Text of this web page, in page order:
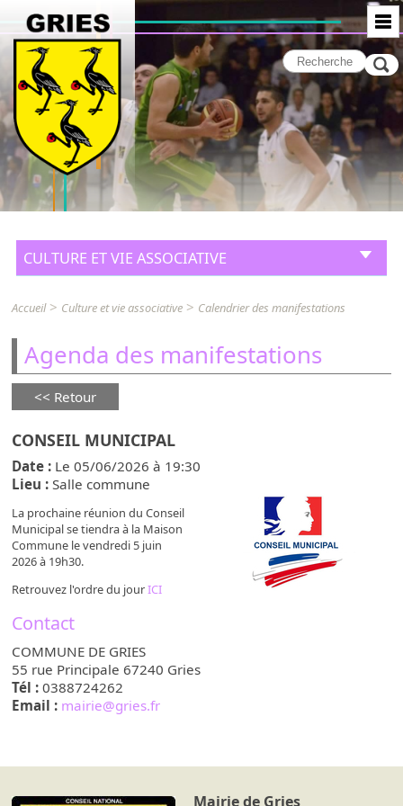
CULTURE ET VIE ASSOCIATIVE
Accueil> Culture et vie associative > Calendrier des manifestations
Agenda des manifestations
Retour
CONSEIL MUNICIPAL
Date : Le 05/06/2026 à 19:30
Lieu :Salle commune
La prochaine réunion du Conseil
Municipal se tiendra à la Maison
Commune le vendredi 5 juin
2026 à 19h30.
Retrouvez l'ordre du jourICI
Contact
COMMUNE DE GRIES
55 rue Principale 67240 Gries
Tél :0388724262
Email : mairie@gries.fr
Mairie de Gries